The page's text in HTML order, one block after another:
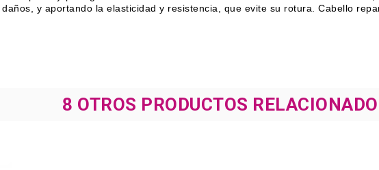
y aportando la elasticidad y resistencia, que evite su rotura. Cabello
8 OTROS PRODUCTOS